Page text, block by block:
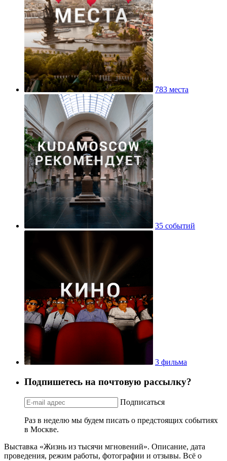
783 места
35 событий
3 фильма
Подпишетесь на почтовую рассылку?
Подписаться
Раз в неделю мы будем писать о предстоящих событиях
в Москве.
Выставка «Жизнь из тысячи мгновений». Описание, дата
проведения, режим работы, фотографии и отзывы. Всё о